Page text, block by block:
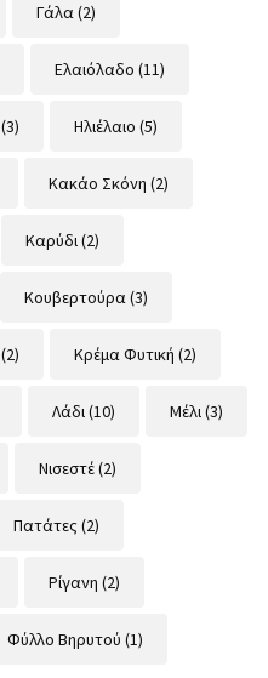
Γάλα(2)
Ελαιόλαδο (11)
(3) Ηλιέλαιο (5)
Κακάο Σκόνη (2)
Καρύδι(2)
Κουβερτούρα(3)
(2) Κρέμα Φυτική (2)
Λάδι(10) Μέλι(3)
Νισεστέ(2)
Πατάτες (2)
Ρίγανη (2)
Φύλλο Βηρυτού (1)